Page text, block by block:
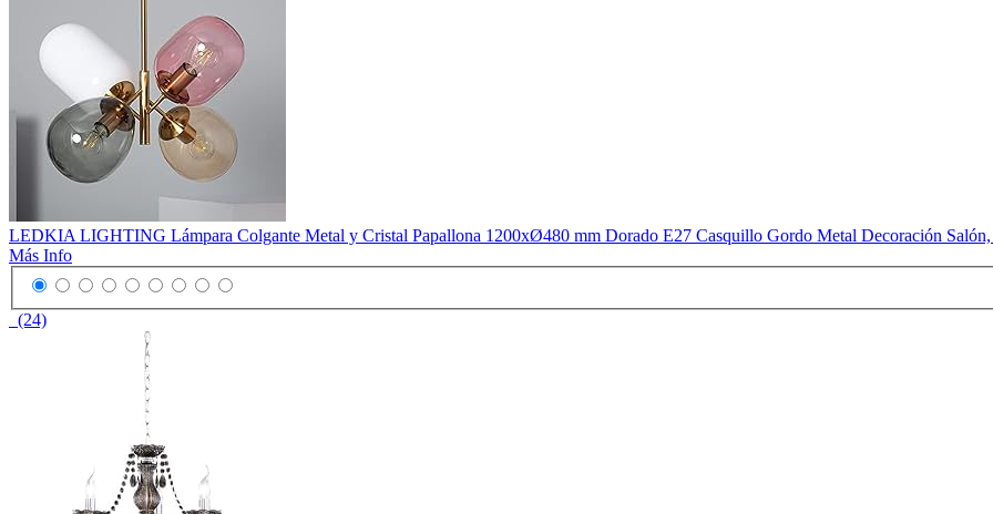
LEDKIA LIGHTING Lámpara Colgante Metal y Cristal Papallona 1200xØ480 mm Dorado E27 Casquillo Gordo Metal Decoración
Más Info
(24)